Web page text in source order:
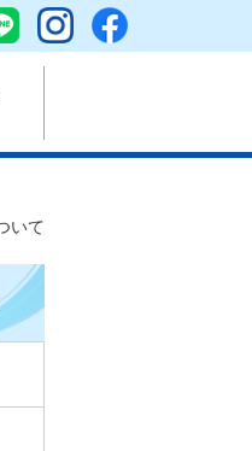
いて